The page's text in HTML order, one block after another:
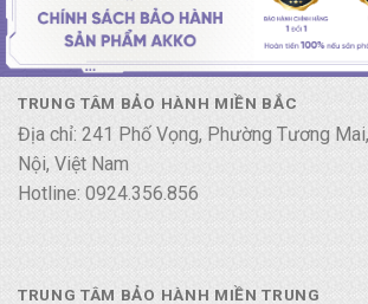
TRUNG TÂM BẢO HÀNH MIỀN BẮC
Địa chỉ: 241 Phố Vọng, Phường Tương
Nội, Việt Nam
Hotline: 0924.356.856
TRUNG TÂM BẢO HÀNH MIỀN TRUNG